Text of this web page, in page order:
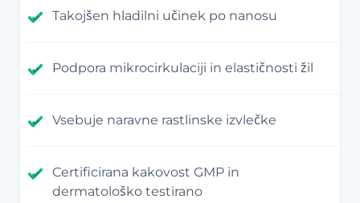
Takojšen hladilni učinek po nanosu
Podpora mikrocirkulaciji in elastičnosti žil
Vsebuje naravne rastlinske izvlečke
Certificirana kakovost GMP in
dermatološko testirano